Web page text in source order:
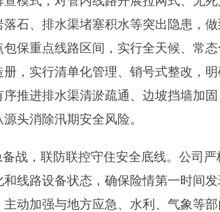
石、排水渠堵塞积水等突出隐患，
包保重点线路区间，实行全天候、常
册，实行清单化管理、销号式整改，
序推进排水渠清淤疏通、边坡挡墙加
头消除汛期安全风险。
战，联防联控守住安全底线。公司
和线路设备状态，确保险情第一时间
主动加强与地方应急、水利、气象等